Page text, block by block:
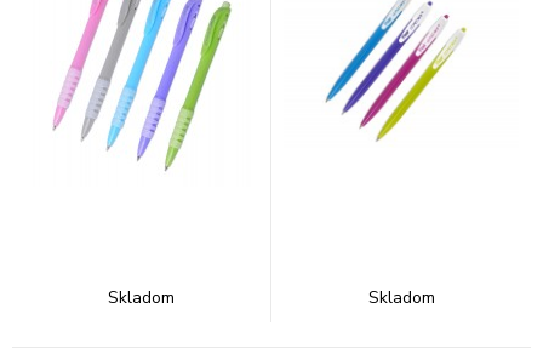
Skladom Skladom